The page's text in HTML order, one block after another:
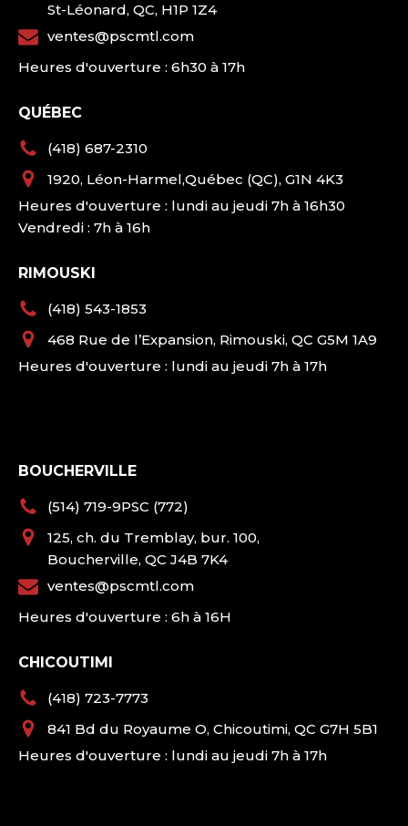
St-Léonard, QC, H1P 1Z4
ventes@pscmtl.com
Heures d'ouverture : 6h30 à 17h
QUÉBEC
(418) 687-2310
1920, Léon-Harmel,Québec (QC), G1N 4K3
Heures d'ouverture : lundi au jeudi 7h à 16h30
Vendredi : 7h à 16h
RIMOUSKI
(418) 543-1853
468 Rue de l’Expansion, Rimouski, QC G5M 1A9
Heures d'ouverture : lundi au jeudi 7h à 17h
BOUCHERVILLE
(514) 719-9PSC (772)
125, ch. du Tremblay, bur. 100,
Boucherville, QC J4B 7K4
ventes@pscmtl.com
Heures d'ouverture : 6h à 16H
CHICOUTIMI
(418) 723-7773
841 Bd du Royaume O, Chicoutimi, QC G7H 5B1
Heures d'ouverture : lundi au jeudi 7h à 17h